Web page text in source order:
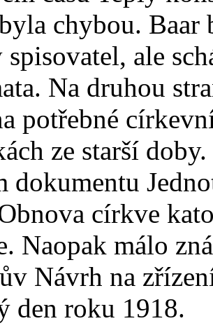
chybou. Baar
ale
Na druhou
potřebné
ze starší
dokumentu
církve
Naopak málo
Návrh na
den roku 1918.